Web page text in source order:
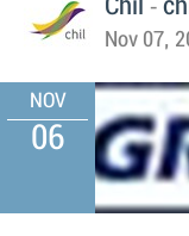
Chil
Nov 07,
NOV
06